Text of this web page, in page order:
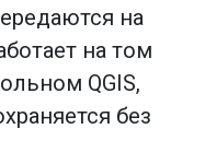
на
на том
QGIS,
без